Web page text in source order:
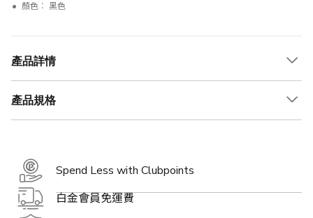
顏色︰ 黑色
產品詳情
產品規格
Spend Less with Clubpoints
白金會員免運費